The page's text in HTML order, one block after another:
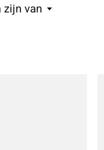
zijn van